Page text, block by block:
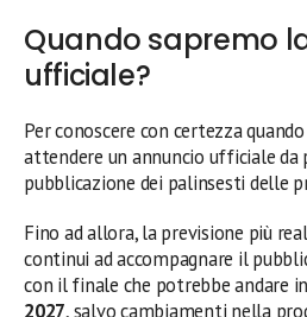
Quando sapremo
ufficiale?
Per conoscere con certezza
attendere un annuncio ufficiale da
pubblicazione dei palinsesti delle
Fino ad allora, la previsione più
continui ad accompagnare il
con il finale che potrebbe andare
2027, salvo cambiamenti nella